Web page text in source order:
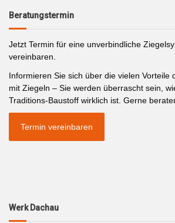
Beratungstermin
Jetzt Termin für eine unverbindliche
vereinbaren.
Informieren Sie sich über die vielen Vorteile
mit Ziegeln – Sie werden überrascht sein,
Traditions-Baustoff wirklich ist. Gerne
Termin vereinbaren
Werk Dachau